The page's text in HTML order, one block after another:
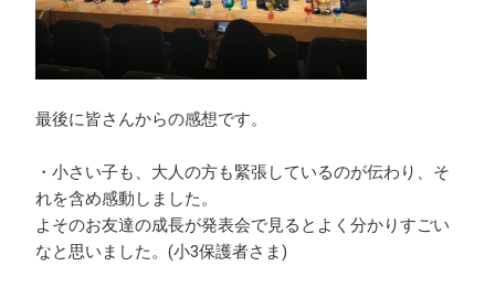
最後に皆さんからの感想です。
・小さい子も、大人の方も緊張しているのが伝わり、そ
れを含め感動しました。
よそのお友達の成長が発表会で見るとよく分かりすごい
なと思いました。(小3保護者さま)